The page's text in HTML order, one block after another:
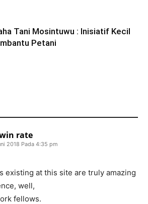
Tani Mosintuwu : Inisiatif Kecil
Petani
rate
2018 Pada 4:35 pm
existing at this site are truly amazing
well,
fellows.